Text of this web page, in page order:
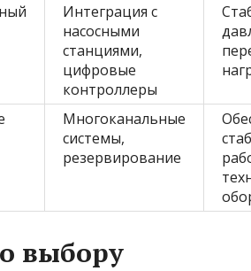
Интеграция с
насосными
станциями,
цифровые
контроллеры
Многоканальные
системы,
резервирование
выбору